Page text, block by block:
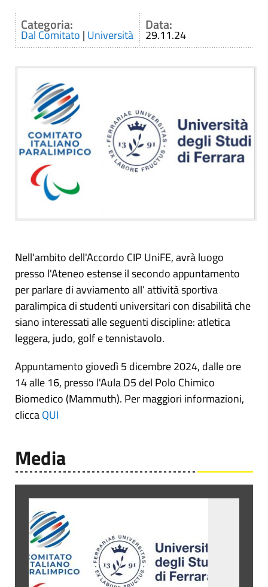
Categoria:
Dal Comitato | Università
Data:
29.11.24
Nell'ambito dell'Accordo CIP UniFE, avrà luogo
presso l'Ateneo estense il secondo appuntamento
per parlare di avviamento all’ attività sportiva
paralimpica di studenti universitari con disabilità che
siano interessati alle seguenti discipline: atletica
leggera, judo, golf e tennistavolo.
Appuntamento giovedì 5 dicembre 2024, dalle ore
14 alle 16, presso l'Aula D5 del Polo Chimico
Biomedico (Mammuth). Per maggiori informazioni,
cliccaQUI
Media